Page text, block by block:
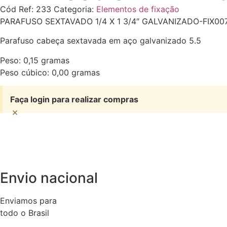
Cód Ref: 233 Categoria: Elementos de fixação
PARAFUSO SEXTAVADO 1/4 X 1 3/4″ GALVANIZADO-
Parafuso cabeça sextavada em aço galvanizado 5.5
Peso: 0,15 gramas
Peso cúbico: 0,00 gramas
Faça login para realizar compras
×
Envio nacional
Enviamos para
todo o Brasil